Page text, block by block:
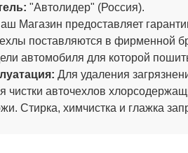
"Автолидер" (Россия).
Магазин предоставляет
поставляются в фирменной
автомобиля для которой
Для удаления
чистки авточехлов
Стирка, химчистка и глажка